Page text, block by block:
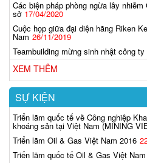
Các biện pháp phòng ngừa lây
sở 17/04/2020
Cuộc họp giữa đại diện hãng Riken
Nam 26/11/2019
Teambuilding mừng sinh nhật công ty
XEM THÊM
SỰ KIỆN
Triển lãm quốc tế về Công nghiệp
khoáng sản tại Việt Nam (MINING
Triển lãm Oil & Gas Việt Nam 2016
Triển lãm quốc tế Oil & Gas Việt